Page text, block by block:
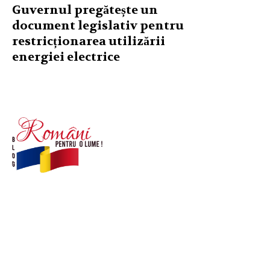
Guvernul pregătește un
document legislativ pentru
restricționarea utilizării
energiei electrice